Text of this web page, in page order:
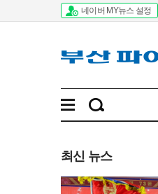
네이버 MY뉴스 설정
최신 뉴스